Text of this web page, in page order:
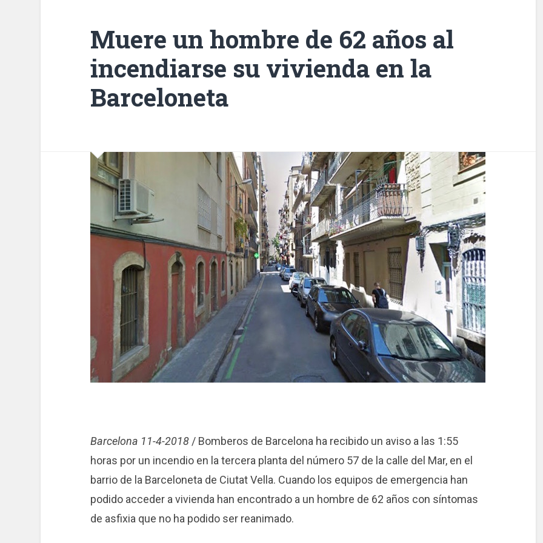
Muere un hombre de 62 años al
incendiarse su vivienda en la
Barceloneta
Barcelona 11-4-2018/ Bomberos de Barcelona ha recibido un aviso a las 1:55
horas por un incendio en la tercera planta del número 57 de la calle del Mar, en el
barrio de la Barceloneta de Ciutat Vella. Cuando los equipos de emergencia han
podido acceder a vivienda han encontrado a un hombre de 62 años con síntomas
de asfixia que no ha podido ser reanimado.